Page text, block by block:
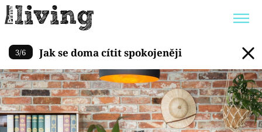
Trendy: JAK UŠETŘIT
POKOJOVÉ KVĚTINY
BYDLENÍ SLAVNÝCH
ZAHRADA
Jak se doma cítit spokojeněji
3/6 Jak se doma cítit spokojeněji